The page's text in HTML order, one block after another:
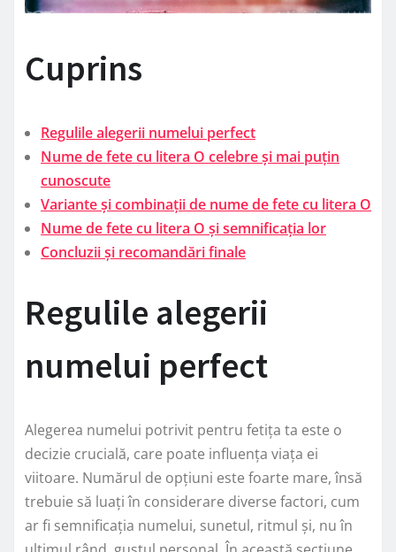
Cuprins
Regulile alegerii numelui perfect
Nume de fete cu litera O celebre și mai puțin
cunoscute
Variante și combinații de nume de fete cu litera O
Nume de fete cu litera O și semnificația lor
Concluzii și recomandări finale
Regulile alegerii
numelui perfect
Alegerea numelui potrivit pentru fetița ta este o
decizie crucială, care poate influența viața ei
viitoare. Numărul de opțiuni este foarte mare, însă
trebuie să luați în considerare diverse factori, cum
ar fi semnificația numelui, sunetul, ritmul și, nu în